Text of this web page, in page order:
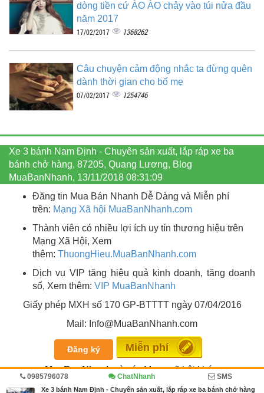
dòng tiền cứ ÀO ÀO chảy vào túi nửa đầu
năm 2017
17/02/2017 1368262
Câu chuyện cảm động nhắc ta đừng quên
dành thời gian cho bố mẹ
07/02/2017 1254746
Xe 3 bánh Nam Định - Chuyên sản xuất, lắp ráp xe ba
bánh chở hàng, 87205, Quang Lương, Blog
MuaBanNhanh, 13/11/2018 08:31:09
Đăng tin Mua Bán Nhanh Dễ Dàng và Miễn phí
trên: Mạng Xã hội MuaBanNhanh.com
Thành viên có nhiều lợi ích uy tín thương hiệu trên
Mạng Xã Hội, Xem
thêm: ThuongHieu.MuaBanNhanh.com
Dịch vụ VIP tăng hiệu quả kinh doanh, tăng doanh
số, Xem thêm: VIP MuaBanNhanh
Giấy phép MXH số 170 GP-BTTTT ngày 07/04/2016
Mail: Info@MuaBanNhanh.com
Đăng ký Miễn phí
MuaBanNhanhvà các Mạng xã hội khác:
0985796078 ChatNhanh SMS
Xe 3 bánh Nam Định - Chuyên sản xuất, lắp ráp xe ba bánh chở hàng